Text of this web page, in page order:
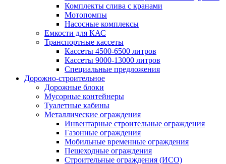
Комплекты слива с кранами
Мотопомпы
Насосные комплексы
Емкости для КАС
Транспортные кассеты
Кассеты 4500-6500 литров
Кассеты 9000-13000 литров
Специальные предложения
Дорожно-строительное
Дорожные блоки
Мусорные контейнеры
Туалетные кабины
Металлические ограждения
Инвентарные строительные ограждения
Газонные ограждения
Мобильные временные ограждения
Пешеходные ограждения
Строительные ограждения (ИСО)